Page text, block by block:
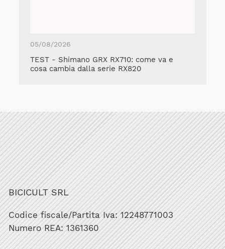
05/08/2026
TEST - Shimano GRX RX710: come va e
cosa cambia dalla serie RX820
BICICULT SRL
Codice fiscale/Partita Iva: 12248771003
Numero REA: 1361360